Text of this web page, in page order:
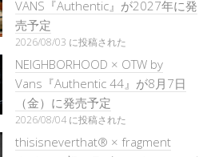
VANS『Authentic』が2027年に発
売予定
2026/08/03 に投稿された
NEIGHBORHOOD × OTW by
Vans『Authentic 44』が8月7日
（金）に発売予定
2026/08/04 に投稿された
thisisneverthat® × fragment